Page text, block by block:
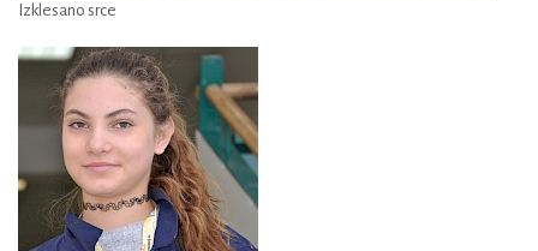
Izklesano srce